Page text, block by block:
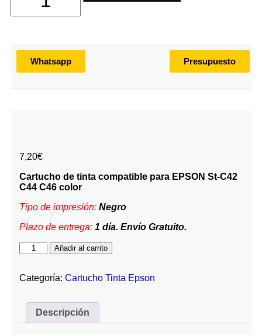
Whatsapp Presupuesto
7,20€
Cartucho de tinta compatible para EPSON St-C42
C44 C46 color
Tipo de impresión: Negro
Plazo de entrega: 1 día. Envío Gratuito.
Añadir al carrito
Categoría: Cartucho Tinta Epson
Descripción